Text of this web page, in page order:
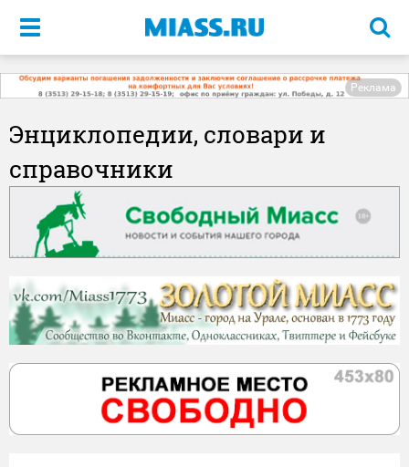
Меню
Реклама
Энциклопедии, словари и
справочники